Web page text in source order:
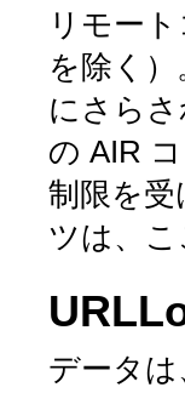
リモー
を除く
にさら
の AIR
制限を
ツは、
データ